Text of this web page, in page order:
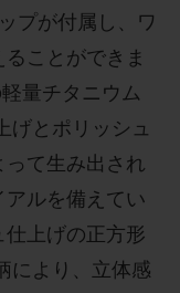
プが付属し、ワ
ことができま
量チタニウム
げとポリッシュ
て生み出され
ルを備えてい
仕上げの正方形
により、立体感